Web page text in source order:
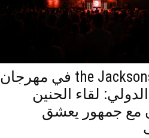
سهرة the Jacksons في مهرجان
لقاء الحنين
مع جمهور يعشق